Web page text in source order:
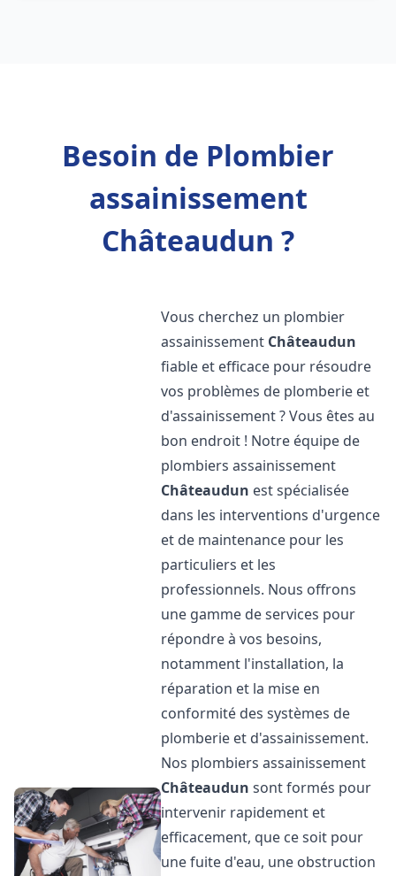
Besoin de Plombier
assainissement
Châteaudun ?
Vous cherchez un plombier
assainissement Châteaudun
fiable et efficace pour résoudre
vos problèmes de plomberie et
d'assainissement ? Vous êtes au
bon endroit ! Notre équipe de
plombiers assainissement
Châteaudun est spécialisée
dans les interventions d'urgence
et de maintenance pour les
particuliers et les
professionnels. Nous offrons
une gamme de services pour
répondre à vos besoins,
notamment l'installation, la
réparation et la mise en
conformité des systèmes de
plomberie et d'assainissement.
Nos plombiers assainissement
Châteaudun sont formés pour
intervenir rapidement et
efficacement, que ce soit pour
une fuite d'eau, une obstruction